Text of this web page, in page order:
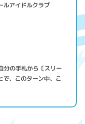
ルアイドルクラブ
分の手札から〔スリー
で、このターン中、こ